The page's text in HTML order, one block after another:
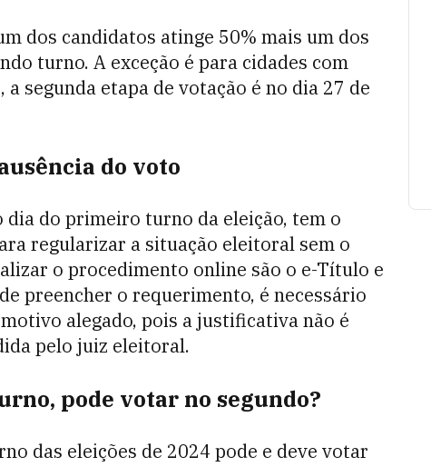
dos candidatos atinge 50% mais um dos
turno. A exceção é para cidades com
segunda etapa de votação é no dia 27 de
do voto
dia do primeiro turno da eleição, tem o
regularizar a situação eleitoral sem o
o procedimento online são o e-Título e
preencher o requerimento, é necessário
alegado, pois a justificativa não é
pelo juiz eleitoral.
pode votar no segundo?
das eleições de 2024 pode e deve votar